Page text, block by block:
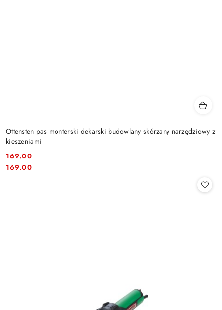
Ottensten pas monterski dekarski budowlany skórzany narzędziowy z
kieszeniami
Cena:
169.00
Cena:
169.00